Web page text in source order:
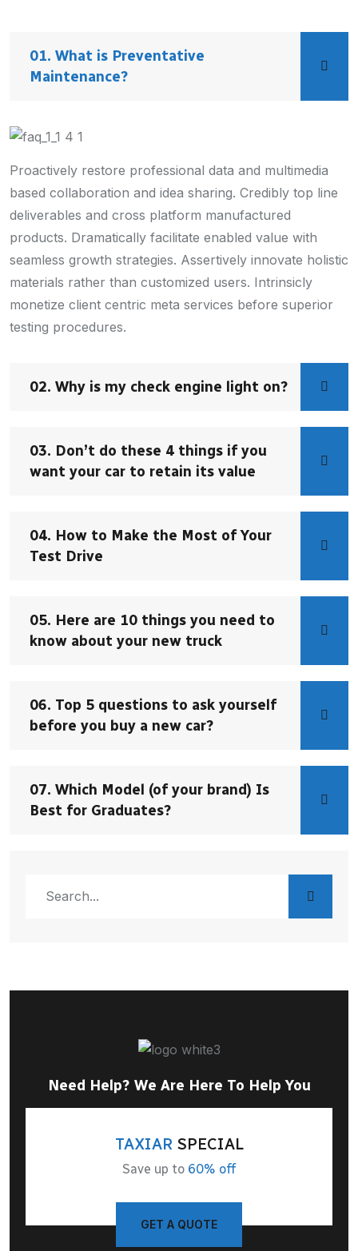
Need Help? We Are Here To Help You
TAXIAR SPECIAL
Save up to 60% off
GET A QUOTE
01. What is Preventative
Maintenance?
Proactively restore professional data and multimedia
based collaboration and idea sharing. Credibly top line
deliverables and cross platform manufactured
products. Dramatically facilitate enabled value with
seamless growth strategies. Assertively innovate holistic
materials rather than customized users. Intrinsicly
monetize client centric meta services before superior
testing procedures.
02. Why is my check engine light on?
03. Don’t do these 4 things if you
want your car to retain its value
04. How to Make the Most of Your
Test Drive
05. Here are 10 things you need to
know about your new truck
06. Top 5 questions to ask yourself
before you buy a new car?
07. Which Model (of your brand) Is
Best for Graduates?